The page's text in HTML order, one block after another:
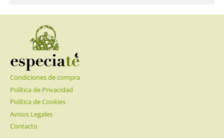
Condiciones de compra
Política de Privacidad
Política de Cookies
Avisos Legales
Contacto